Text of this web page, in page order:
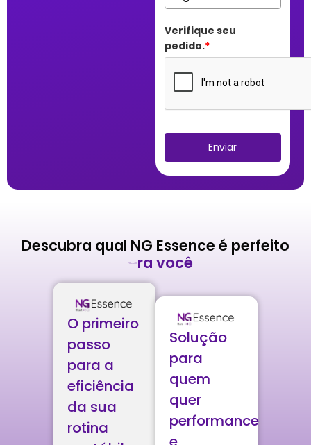
Verifique seu
pedido.*
Enviar
Descubra qual NG Essence é perfeito
O primeiro
passo
para a
eficiência
da sua
rotina
Solução
para
quem
quer
performance